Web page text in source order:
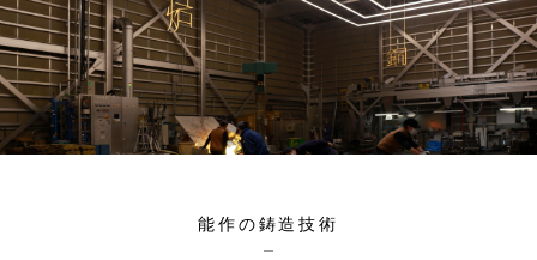
採用情報
能作の鋳造技術